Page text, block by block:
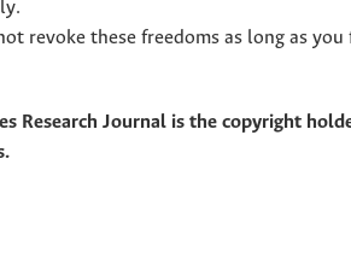
revoke these freedoms as long as
Research Journal is the copyright